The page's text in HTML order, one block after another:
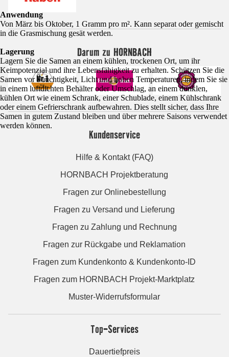
Anwendung
Von März bis Oktober, 1 Gramm pro m². Kann separat oder gemischt
in die Grasmischung gesät werden.
Lagerung
Lagern Sie die Samen an einem kühlen, trockenen Ort, um ihr
Keimpotenzial und ihre Lebensfähigkeit zu erhalten. Schützen Sie die
Samen vor Feuchtigkeit, Licht und hohen Temperaturen, indem Sie sie
in einem luftdichten Behälter oder Umschlag, an einem dunklen,
kühlen Ort wie einem Schrank, einer Schublade, einem Kühlschrank
oder einem Gefrierschrank aufbewahren. Dies stellt sicher, dass Ihre
Samen in gutem Zustand bleiben und über mehrere Saisons verwendet
werden können.
Darum zu HORNBACH
Kundenservice
Hilfe & Kontakt (FAQ)
HORNBACH Projektberatung
Fragen zur Onlinebestellung
Fragen zu Versand und Lieferung
Fragen zu Zahlung und Rechnung
Fragen zur Rückgabe und Reklamation
Fragen zum Kundenkonto & Kundenkonto-ID
Fragen zum HORNBACH Projekt-Marktplatz
Muster-Widerrufsformular
Top-Services
Dauertiefpreis